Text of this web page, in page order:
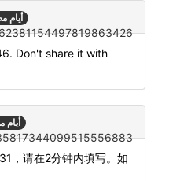
5
Don't share it with
5
，请在2分钟内填写。如